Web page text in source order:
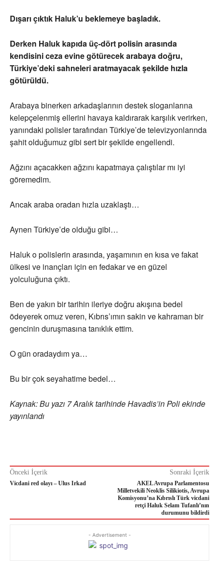
Dışarı çıktık Haluk’u beklemeye başladık.
Derken Haluk kapıda üç-dört polisin arasında
kendisini ceza evine götürecek arabaya doğru,
Türkiye’deki sahneleri aratmayacak şekilde hızla
götürüldü.
Arabaya binerken arkadaşlarının destek sloganlarına
kelepçelenmiş ellerini havaya kaldırarak karşılık verirken,
yanındaki polisler tarafından Türkiye’de televizyonlarında
şahit olduğumuz gibi sert bir şekilde engellendi.
Ağzını açacakken ağzını kapatmaya çalıştılar mı iyi
göremedim.
Ancak araba oradan hızla uzaklaştı…
Aynen Türkiye’de olduğu gibi…
Haluk o polislerin arasında, yaşamının en kısa ve fakat
ülkesi ve inançları için en fedakar ve en güzel
yolculuğuna çıktı.
Ben de yakın bir tarihin ileriye doğru akışına bedel
ödeyerek omuz veren, Kıbrıs’ımın sakin ve kahraman bir
gencinin duruşmasına tanıklık ettim.
O gün oradaydım ya…
Bu bir çok seyahatime bedel…
Kaynak: Bu yazı 7 Aralık tarihinde Havadis’in Poli ekinde
yayınlandı
Önceki İçerik
Vicdani red olayı – Ulus Irkad
Sonraki İçerik
AKEL Avrupa Parlamentosu
Milletvekili Neoklis Silikiotis, Avrupa
Komisyonu’na Kıbrıslı Türk vicdani
retçi Haluk Selam Tufanlı’nın
durumunu bildirdi
- Advertisement -